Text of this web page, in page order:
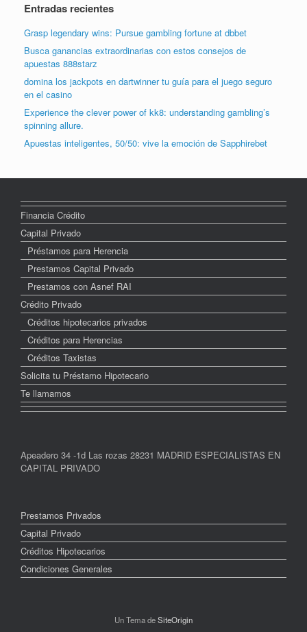
Entradas recientes
Grasp legendary wins: Pursue gambling fortune at dbbet
Busca ganancias extraordinarias con estos consejos de
apuestas 888starz
domina los jackpots en dartwinner tu guía para el juego seguro
en el casino
Experience the clever power of kk8: understanding gambling’s
spinning allure.
Apuestas inteligentes, 50/50: vive la emoción de Sapphirebet
Financia Crédito
Capital Privado
Préstamos para Herencia
Prestamos Capital Privado
Prestamos con Asnef RAI
Crédito Privado
Créditos hipotecarios privados
Créditos para Herencias
Créditos Taxistas
Solicita tu Préstamo Hipotecario
Te llamamos
Apeadero 34 -1d Las rozas 28231 MADRID ESPECIALISTAS EN
CAPITAL PRIVADO
Prestamos Privados
Capital Privado
Créditos Hipotecarios
Condiciones Generales
Un Tema deSiteOrigin